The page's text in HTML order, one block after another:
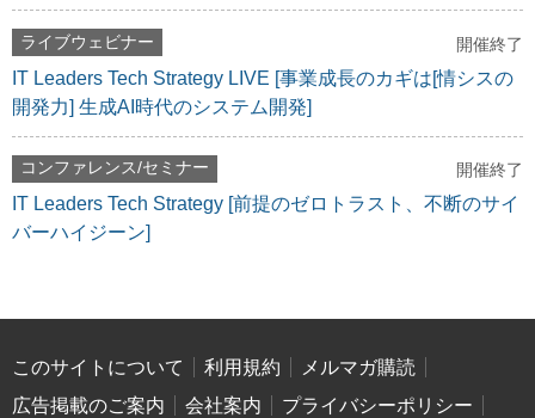
ライブウェビナー 開催終了
IT Leaders Tech Strategy LIVE [事業成長のカギは[情シスの
開発力] 生成AI時代のシステム開発]
コンファレンス/セミナー 開催終了
IT Leaders Tech Strategy [前提のゼロトラスト、不断のサイ
バーハイジーン]
このサイトについて 利用規約
メルマガ購読
広告掲載のご案内
会社案内
プライバシーポリシー